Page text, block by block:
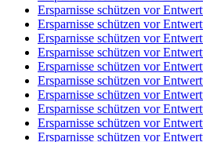
Ersparnisse schützen vor
Ersparnisse schützen vor
Ersparnisse schützen vor
Ersparnisse schützen vor
Ersparnisse schützen vor
Ersparnisse schützen vor
Ersparnisse schützen vor
Ersparnisse schützen vor
Ersparnisse schützen vor
Ersparnisse schützen vor